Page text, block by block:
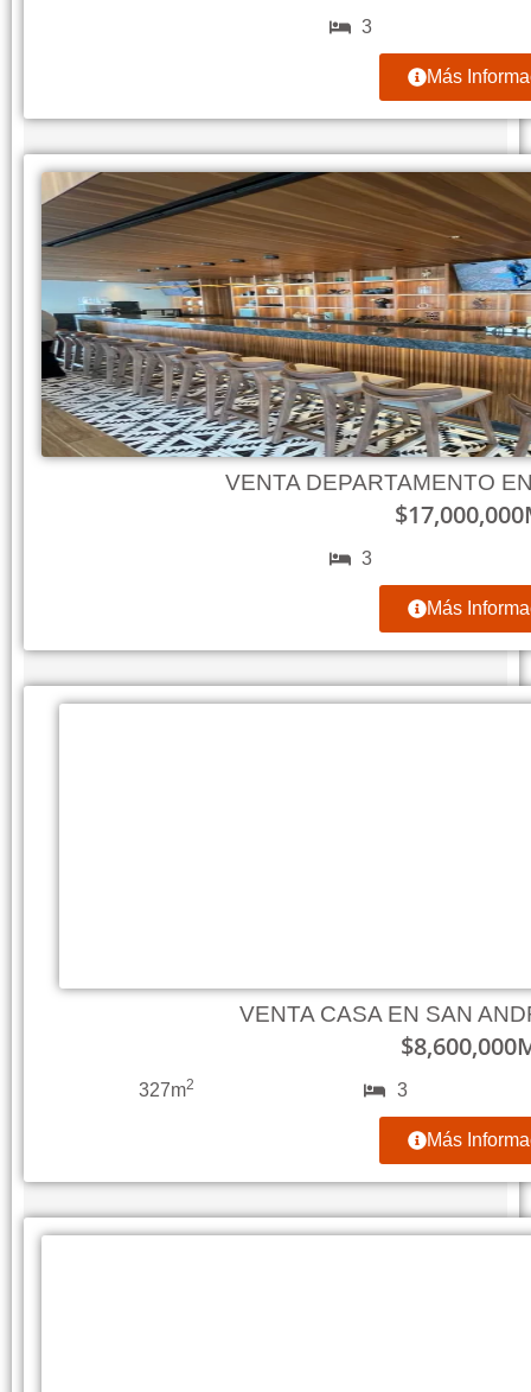
3
Más
VENTA DEPARTAMENTO
$17,000,000
3
Más
VENTA CASA EN SAN
$8,600,000
327m2 3
Más